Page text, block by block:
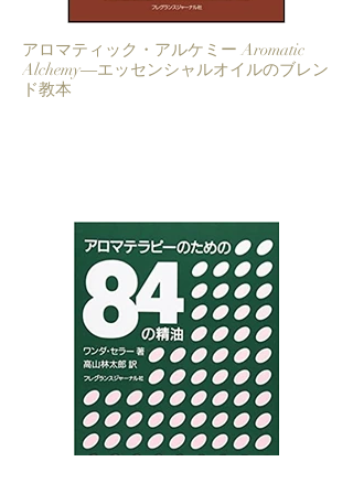
アロマティック・アルケミー Aromatic
Alchemy―エッセンシャルオイルのブレン
ド教本